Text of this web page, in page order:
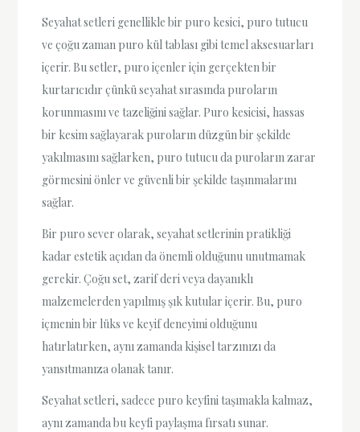
Seyahat setleri genellikle bir puro kesici, puro tutucu
ve çoğu zaman puro kül tablası gibi temel aksesuarları
içerir. Bu setler, puro içenler için gerçekten bir
kurtarıcıdır çünkü seyahat sırasında puroların
korunmasını ve tazeliğini sağlar. Puro kesicisi, hassas
bir kesim sağlayarak puroların düzgün bir şekilde
yakılmasını sağlarken, puro tutucu da puroların zarar
görmesini önler ve güvenli bir şekilde taşınmalarını
sağlar.
Bir puro sever olarak, seyahat setlerinin pratikliği
kadar estetik açıdan da önemli olduğunu unutmamak
gerekir. Çoğu set, zarif deri veya dayanıklı
malzemelerden yapılmış şık kutular içerir. Bu, puro
içmenin bir lüks ve keyif deneyimi olduğunu
hatırlatırken, aynı zamanda kişisel tarzınızı da
yansıtmanıza olanak tanır.
Seyahat setleri, sadece puro keyfini taşımakla kalmaz,
aynı zamanda bu keyfi paylaşma fırsatı sunar.